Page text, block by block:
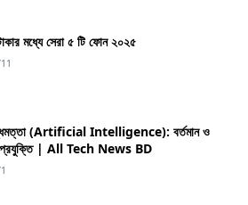
মধ্যে সেরা ৫ টি ফোন ২০২৫
(Artificial Intelligence): বর্তমান ও
প্রযুক্তি | All Tech News BD